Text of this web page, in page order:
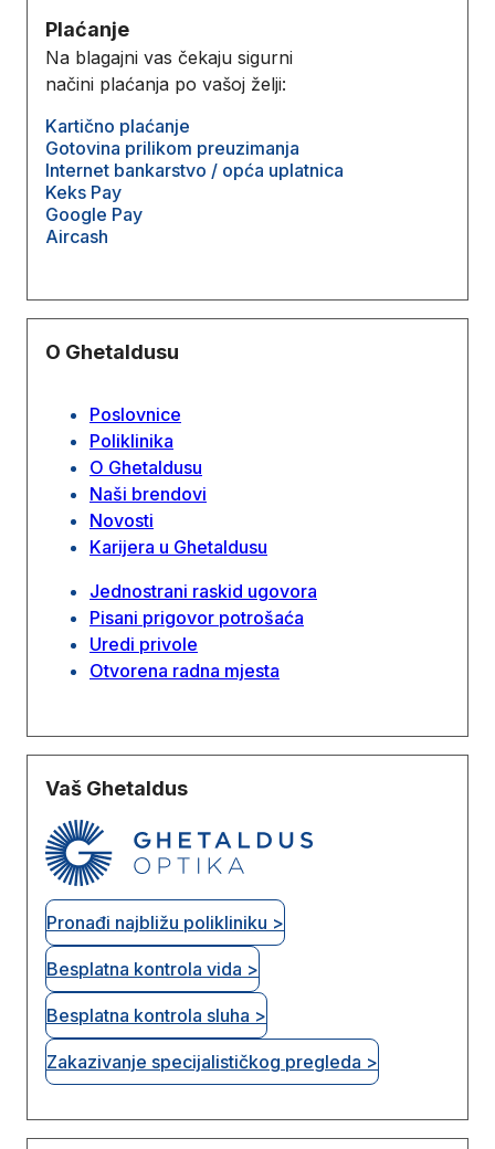
Plaćanje
Na blagajni vas čekaju sigurni
načini plaćanja po vašoj želji:
Kartično plaćanje
Gotovina prilikom preuzimanja
Internet bankarstvo / opća uplatnica
Keks Pay
Google Pay
Aircash
O Ghetaldusu
Poslovnice
Poliklinika
O Ghetaldusu
Naši brendovi
Novosti
Karijera u Ghetaldusu
Jednostrani raskid ugovora
Pisani prigovor potrošaća
Uredi privole
Otvorena radna mjesta
Vaš Ghetaldus
Pronađi najbližu polikliniku >
Besplatna kontrola vida >
Besplatna kontrola sluha >
Zakazivanje specijalističkog pregleda >